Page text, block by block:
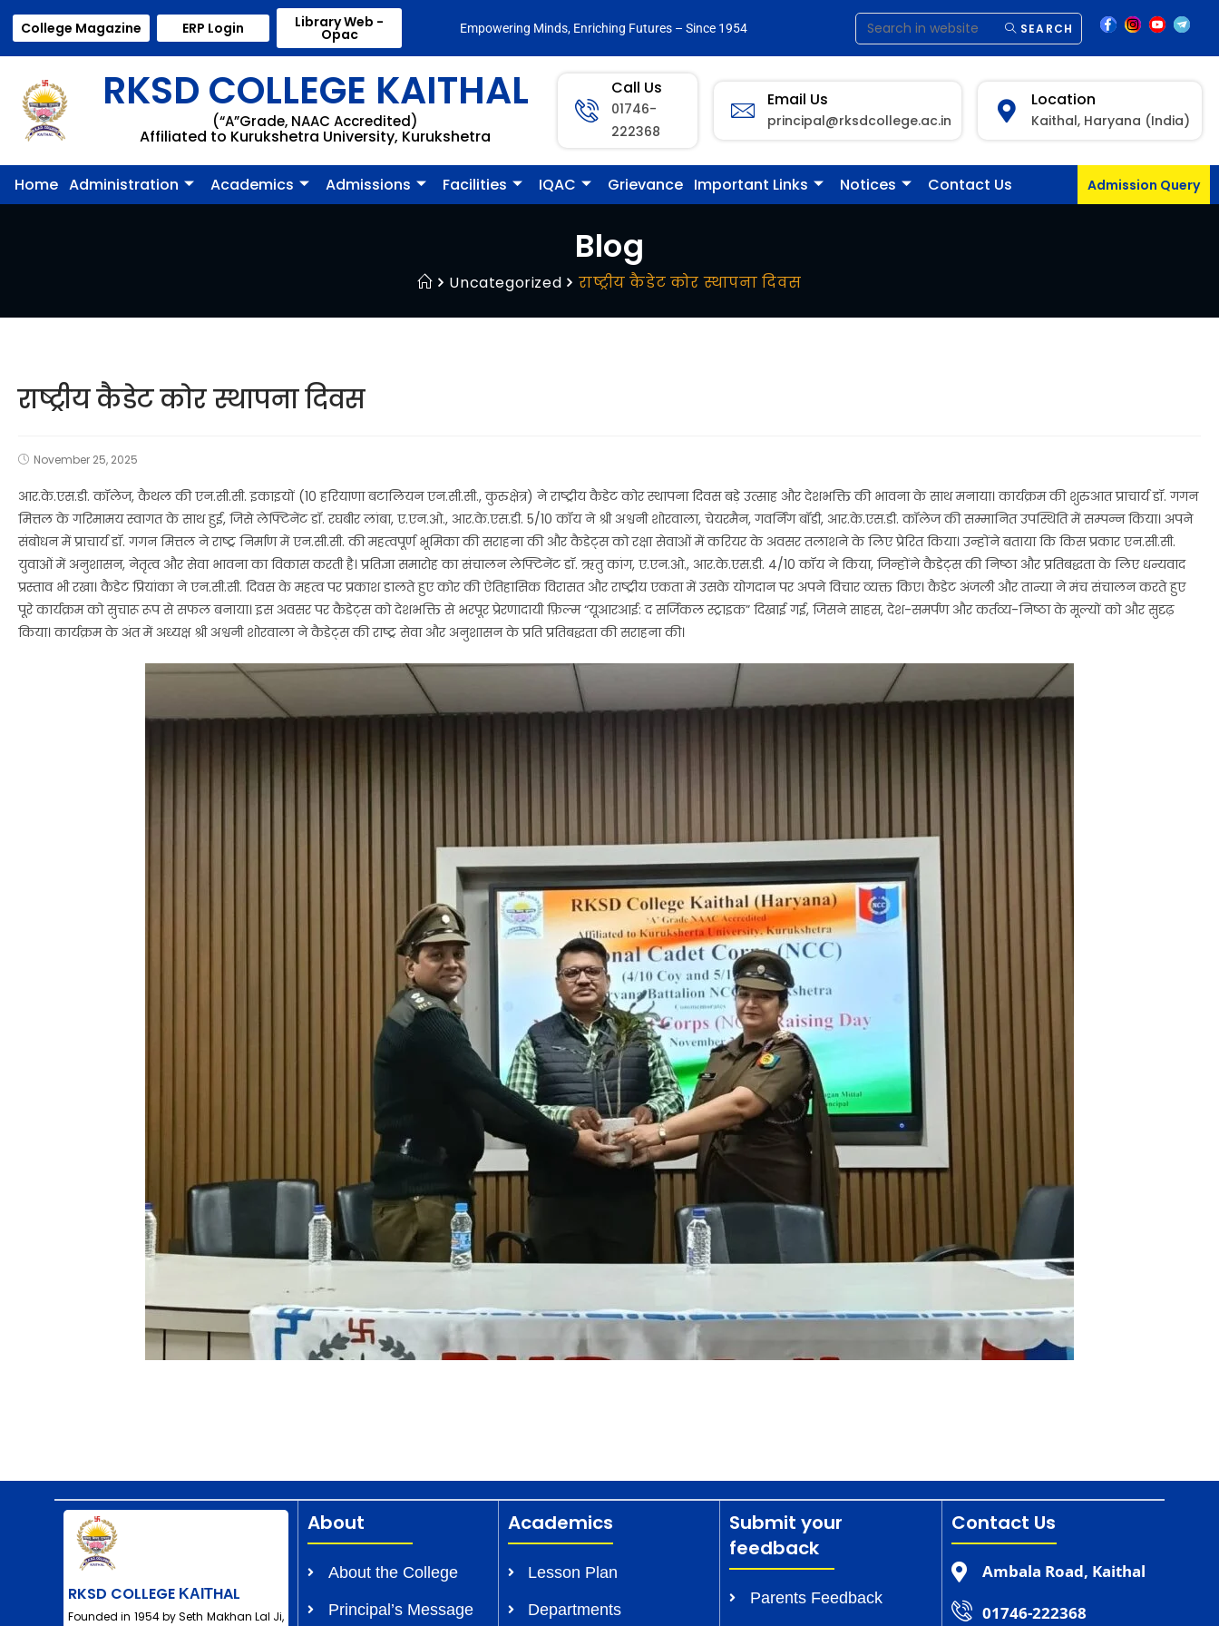
College Magazine ERP Login Library Web -
Opac Empowering Minds, Enriching Futures – Since 1954 SEARCH
RKSD COLLEGE KAITHAL
(“A”Grade, NAAC Accredited)
Affiliated to Kurukshetra University, Kurukshetra
Call Us
01746-
222368
Email Us
principal@rksdcollege.ac.in
Location
Kaithal, Haryana (India)
Home Administration Academics Admissions Facilities IQAC Grievance Important Links Notices Contact Us Admission Query
Blog
Uncategorized राष्ट्रीय कैडेट कोर स्थापना दिवस
राष्ट्रीय कैडेट कोर स्थापना दिवस
November 25, 2025
आर.के.एस.डी. कॉलेज, कैथल की एन.सी.सी. इकाइयों (10 हरियाणा बटालियन एन.सी.सी., कुरुक्षेत्र) ने राष्ट्रीय कैडेट कोर स्थापना दिवस बड़े उत्साह और देशभक्ति की भावना के साथ मनाया। कार्यक्रम की शुरुआत प्राचार्य डॉ. गगन
मित्तल के गरिमामय स्वागत के साथ हुई, जिसे लेफ्टिनेंट डॉ. रघबीर लांबा, ए.एन.ओ., आर.के.एस.डी. 5/10 कॉय ने श्री अश्वनी शोरवाला, चेयरमैन, गवर्निंग बॉडी, आर.के.एस.डी. कॉलेज की सम्मानित उपस्थिति में सम्पन्न किया। अपने
संबोधन में प्राचार्य डॉ. गगन मित्तल ने राष्ट्र निर्माण में एन.सी.सी. की महत्वपूर्ण भूमिका की सराहना की और कैडेट्स को रक्षा सेवाओं में करियर के अवसर तलाशने के लिए प्रेरित किया। उन्होंने बताया कि किस प्रकार एन.सी.सी.
युवाओं में अनुशासन, नेतृत्व और सेवा भावना का विकास करती है। प्रतिज्ञा समारोह का संचालन लेफ्टिनेंट डॉ. ऋतु कांग, ए.एन.ओ., आर.के.एस.डी. 4/10 कॉय ने किया, जिन्होंने कैडेट्स की निष्ठा और प्रतिबद्धता के लिए धन्यवाद
प्रस्ताव भी रखा। कैडेट प्रियांका ने एन.सी.सी. दिवस के महत्व पर प्रकाश डालते हुए कोर की ऐतिहासिक विरासत और राष्ट्रीय एकता में उसके योगदान पर अपने विचार व्यक्त किए। कैडेट अंजली और तान्या ने मंच संचालन करते हुए
पूरे कार्यक्रम को सुचारू रूप से सफल बनाया। इस अवसर पर कैडेट्स को देशभक्ति से भरपूर प्रेरणादायी फ़िल्म “यूआरआई: द सर्जिकल स्ट्राइक” दिखाई गई, जिसने साहस, देश-समर्पण और कर्तव्य-निष्ठा के मूल्यों को और सुदृढ़
किया। कार्यक्रम के अंत में अध्यक्ष श्री अश्वनी शोरवाला ने कैडेट्स की राष्ट्र सेवा और अनुशासन के प्रति प्रतिबद्धता की सराहना की।
RKSD COLLEGE ΚΑΙΤHAL
Founded in 1954 by Seth Makhan Lal Ji,
About
About the College
Principal’s Message
Academics
Lesson Plan
Departments
Submit your
feedback
Parents Feedback
Contact Us
Ambala Road, Kaithal
01746-222368